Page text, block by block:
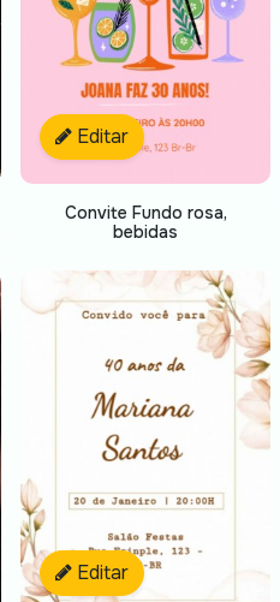
Editar
Convite Fundo rosa,
bebidas
Editar